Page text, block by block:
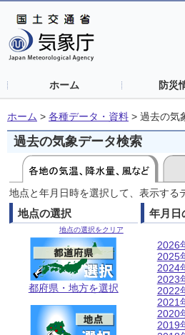
ホーム 防災
ホーム > 各種データ・資料 > 過去の気
過去の気象データ検索
地点と年月日時を選択して、表示する
地点の選択
地点の選択をクリア
都府県・地方を選択
年月日
2026
2025
2024
2023
2022
2021
2020
2019